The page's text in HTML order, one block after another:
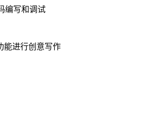
编写和调试
能进行创意写作